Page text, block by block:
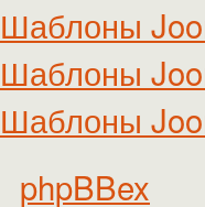
Шаблоны
Шаблоны
Шаблоны
phpBBex